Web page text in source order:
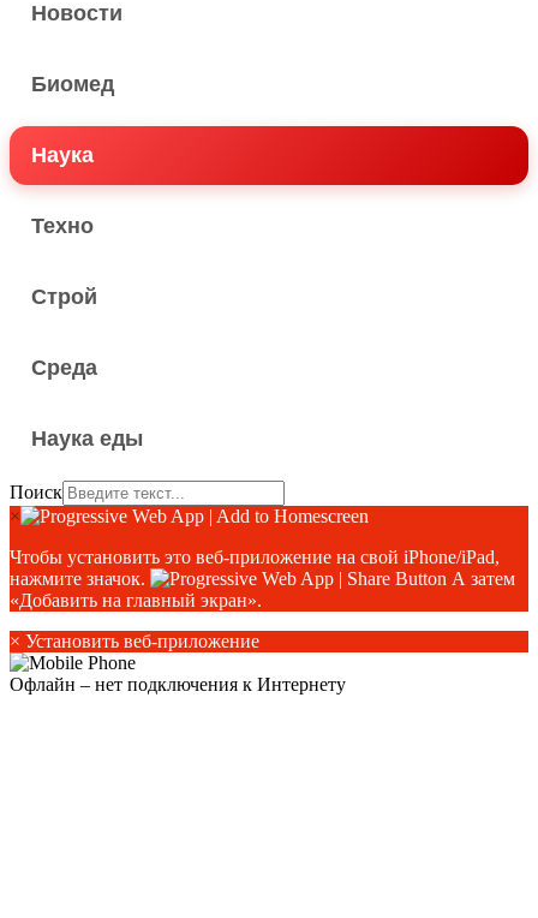
Новости
Биомед
Наука
Техно
Строй
Среда
Наука еды
Поиск
×
Чтобы установить это веб-приложение на свой iPhone/iPad,
нажмите значок.
А затем
«Добавить на главный экран».
× Установить веб-приложение
Офлайн – нет подключения к Интернету